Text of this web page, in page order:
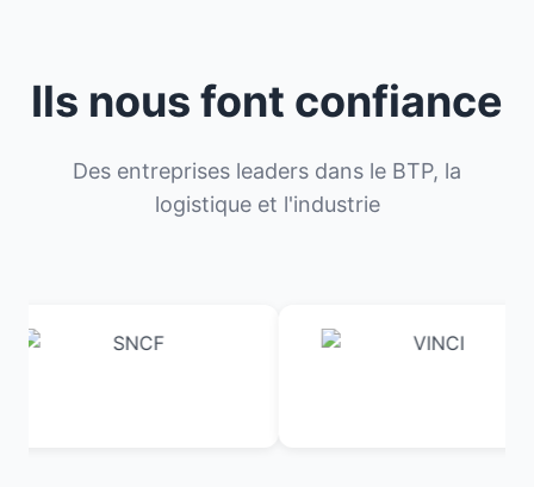
Ils nous font confiance
Des entreprises leaders dans le BTP, la
logistique et l'industrie